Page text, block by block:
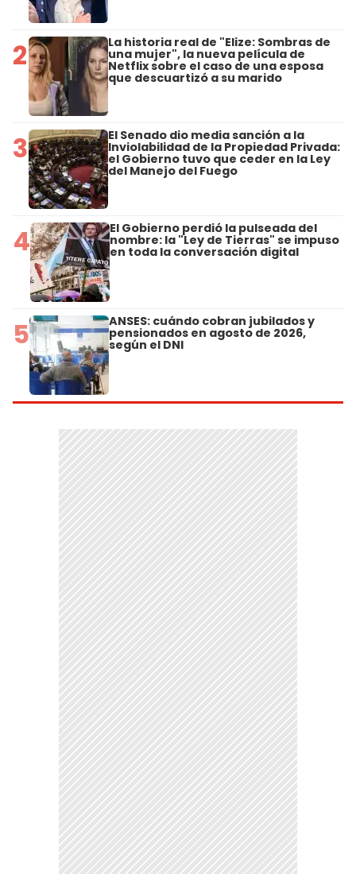
2 La historia real de "Elize: Sombras de
una mujer", la nueva película de
Netflix sobre el caso de una esposa
que descuartizó a su marido
3 El Senado dio media sanción a la
Inviolabilidad de la Propiedad Privada:
el Gobierno tuvo que ceder en la Ley
del Manejo del Fuego
4 El Gobierno perdió la pulseada del
nombre: la "Ley de Tierras" se impuso
en toda la conversación digital
5 ANSES: cuándo cobran jubilados y
pensionados en agosto de 2026,
según el DNI